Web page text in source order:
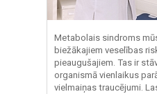
Metabolais sindroms
biežākajiem veselības
pieaugušajiem. Tas ir
organismā vienlaikus
vielmaiņas traucējumi.